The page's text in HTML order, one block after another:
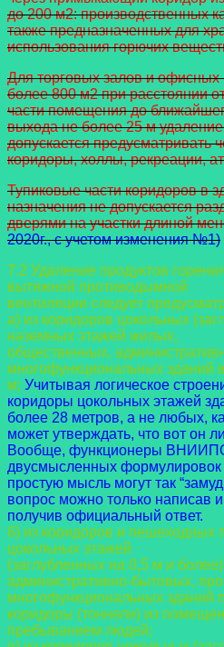
до 200 м2: производственных
также предназначенных для
использования горючих
Для торговых залов и
более 800 м2 при расстоянии
части помещения до
выхода не более 25 м удаление
допускается
коридоры, холлы, рекреации,
Тупиковые части коридоров в
назначения не допускается
дверями на участки длиной
2020г., с учетом изменения №1)
7.2 Удаление продуктов
вытяжной противодымной
вентиляции следует
а) из коридоров цокольных
наземных этажей жилых,
общественных,
многофункциональных зданий
м; Учитывая логическое
коридоры цокольных этажей
более 28 метров, а не любых,
может утверждать, что вот он
Вообще, функционеры
двусмысленных формулировок
простую мысль могут так
вопрос можно только написав
получив официальный ответ.
б) из коридоров и пешеходных
цокольных этажей
(заглубленных на 0,5 м и
административно-бытовых,
многофункциональных зданий
коридоры (тоннели) из
пребыванием людей;